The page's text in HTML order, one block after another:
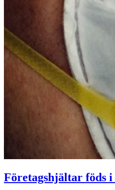
Företagshjältar föds i